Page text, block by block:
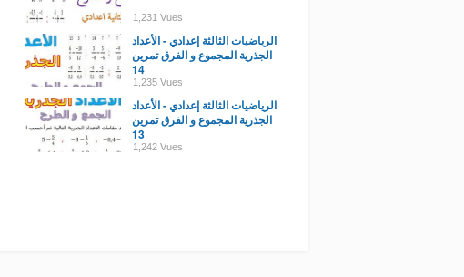
1,231 Vues
الرياضيات الثالثة إعدادي - الأعداد
الجذرية المجموع و الفرق تمرين
14
1,235 Vues
الرياضيات الثالثة إعدادي - الأعداد
الجذرية المجموع و الفرق تمرين
13
1,242 Vues